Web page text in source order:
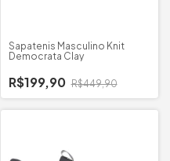
Sapatenis Masculino Knit
Democrata Clay
R$199,90 R$449,90